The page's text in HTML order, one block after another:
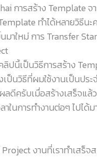
การสร้าง Template
ทำได้หลายวิธีนะ
มาใหม่ การ Transfer
ปนี้เป็นวิธีการสร้าง
ป็นวิธีที่ผมใช้งานเป็นประ
ลดีครับเมื่อสร้างเสร็จแล้ว
าในการทำงานต่อๆ ไปได้
งานที่เราทำเสร็